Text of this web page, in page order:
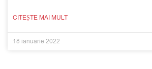
CITEȘTE MAI MULT
18 ianuarie 2022